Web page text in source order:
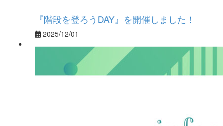
『階段を登ろうDAY』を開催しました！
2025/12/01